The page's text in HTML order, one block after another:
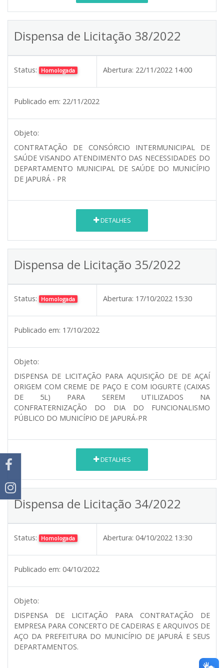
Dispensa de Licitação 38/2022
Status: Homologada Abertura: 22/11/2022 14:00
Publicado em: 22/11/2022
Objeto:
CONTRATAÇÃO DE CONSÓRCIO INTERMUNICIPAL DE
SAÚDE VISANDO ATENDIMENTO DAS NECESSIDADES DO
DEPARTAMENTO MUNICIPAL DE SAÚDE DO MUNICÍPIO
DE JAPURÁ - PR
DETALHES
Dispensa de Licitação 35/2022
Status: Homologada Abertura: 17/10/2022 15:30
Publicado em: 17/10/2022
Objeto:
DISPENSA DE LICITAÇÃO PARA AQUISIÇÃO DE DE AÇAÍ
ORIGEM COM CREME DE PAÇO E COM IOGURTE (CAIXAS
DE 5L) PARA SEREM UTILIZADOS NA
CONFRATERNIZAÇÃO DO DIA DO FUNCIONALISMO
PÚBLICO DO MUNICÍPIO DE JAPURÁ-PR
DETALHES
Dispensa de Licitação 34/2022
Status: Homologada Abertura: 04/10/2022 13:30
Publicado em: 04/10/2022
Objeto:
DISPENSA DE LICITAÇÃO PARA CONTRATAÇÃO DE
EMPRESA PARA CONCERTO DE CADEIRAS E ARQUIVOS DE
AÇO DA PREFEITURA DO MUNICÍPIO DE JAPURÁ E SEUS
DEPARTAMENTOS.